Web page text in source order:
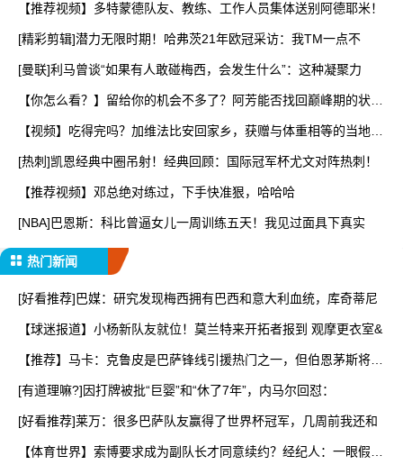
【推荐视频】多特蒙德队友、教练、工作人员集体送别阿德耶米！
[精彩剪辑]潜力无限时期！哈弗茨21年欧冠采访：我TM一点不
[曼联]利马曾谈“如果有人敢碰梅西，会发生什么”：这种凝聚力
【你怎么看？】留给你的机会不多了？阿芳能否找回巅峰期的状
【视频】吃得完吗？加维法比安回家乡，获赠与体重相等的当地特
[热刺]凯恩经典中圈吊射！经典回顾：国际冠军杯尤文对阵热刺！
【推荐视频】邓总绝对练过，下手快准狠，哈哈哈
[NBA]巴恩斯：科比曾逼女儿一周训练五天！我见过面具下真实
热门新闻
[好看推荐]巴媒：研究发现梅西拥有巴西和意大利血统，库奇蒂尼
【球迷报道】小杨新队友就位！莫兰特来开拓者报到 观摩更衣室&
【推荐】马卡：克鲁皮是巴萨锋线引援热门之一，但伯恩茅斯将其
[有道理嘛?]因打牌被批“巨婴”和“休了7年”，内马尔回怼：
[好看推荐]莱万：很多巴萨队友赢得了世界杯冠军，几周前我还和
【体育世界】索博要求成为副队长才同意续约？经纪人：一眼假，